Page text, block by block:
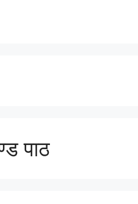
पाठ